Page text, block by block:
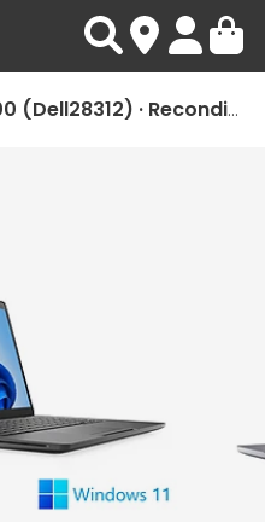
Dell Latitude 5300 (Dell28312) · Reconditionné